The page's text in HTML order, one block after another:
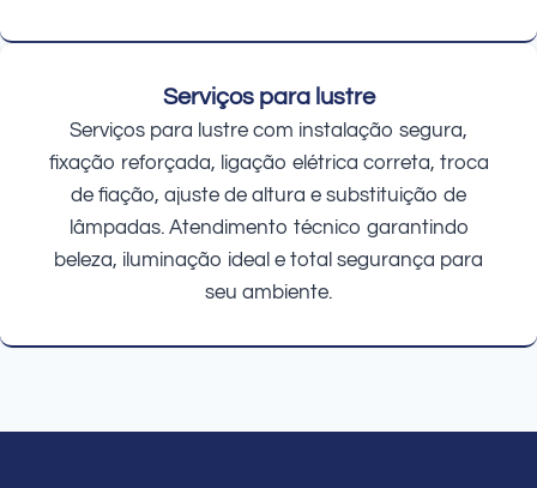
Serviços para lustre
Serviços para lustre com instalação segura,
fixação reforçada, ligação elétrica correta, troca
de fiação, ajuste de altura e substituição de
lâmpadas. Atendimento técnico garantindo
beleza, iluminação ideal e total segurança para
seu ambiente.